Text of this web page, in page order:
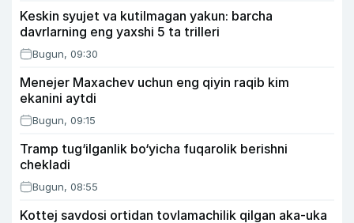
Keskin syujet va kutilmagan yakun: barcha
davrlarning eng yaxshi 5 ta trilleri
Bugun, 09:30
Menejer Maxachev uchun eng qiyin raqib kim
ekanini aytdi
Bugun, 09:15
Tramp tug‘ilganlik bo‘yicha fuqarolik berishni
chekladi
Bugun, 08:55
Kottej savdosi ortidan tovlamachilik qilgan aka-uka